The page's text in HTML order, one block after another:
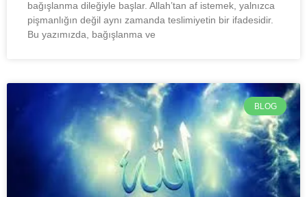
bağışlanma dileğiyle başlar. Allah’tan af istemek, yalnızca
pişmanlığın değil aynı zamanda teslimiyetin bir ifadesidir.
Bu yazımızda, bağışlanma ve
BLOG